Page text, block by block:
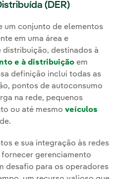
(DER)
um conjunto de elementos
em uma área e
distribuição, destinados à
e à distribuição em
definição inclui todas as
pontos de autoconsumo
na rede, pequenos
ou até mesmo veículos
e sua integração às redes
gerenciamento
desafio para os operadores